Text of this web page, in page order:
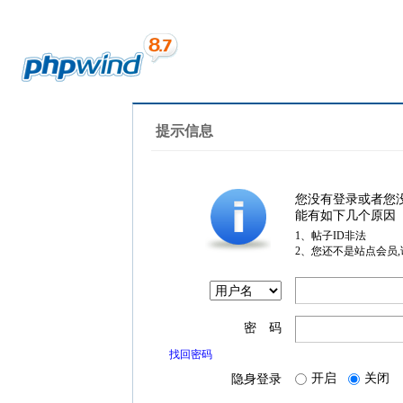
提示信息
您没有登录或者您
能有如下几个原因
1、帖子ID非法
2、您还不是站点会员
密 码
找回密码
隐身登录 开启 关闭